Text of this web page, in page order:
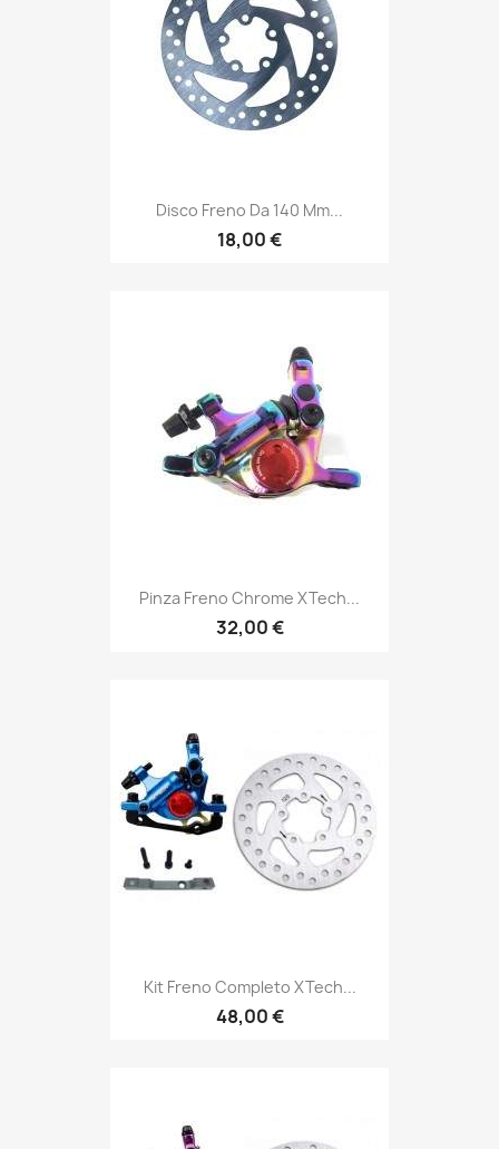
Disco Freno Da 140 Mm...
18,00 €
Pinza Freno Chrome XTech...
32,00 €
Kit Freno Completo XTech...
48,00 €